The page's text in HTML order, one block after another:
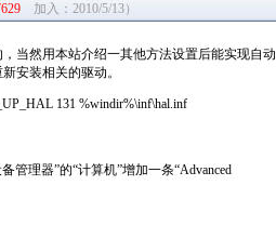
加入：2010/5/13）
当然用本站介绍一其他方法设置后能实现自动
安装相关的驱动。
131 %windir%\inf\hal.inf
理器”的“计算机”增加一条“Advanced